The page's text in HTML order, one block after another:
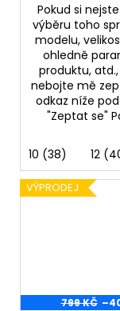
Pokud si
výběru toho
modelu,
ohledně
produktu,
nebojte mě
odkaz níže
"Zeptat se"
10 (38) 12
VÝPRODEJ
799 KČ